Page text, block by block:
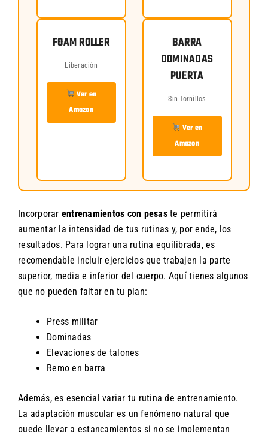
FOAM ROLLER
Liberación
Ver en
Amazon
BARRA
DOMINADAS
PUERTA
Sin Tornillos
Ver en
Amazon
Incorporar entrenamientos con pesaste permitirá
aumentar la intensidad de tus rutinas y, por ende, los
resultados. Para lograr una rutina equilibrada, es
recomendable incluir ejercicios que trabajen la parte
superior, media e inferior del cuerpo. Aquí tienes algunos
que no pueden faltar en tu plan:
Press militar
Dominadas
Elevaciones de talones
Remo en barra
Además, es esencial variar tu rutina de entrenamiento.
La adaptación muscular es un fenómeno natural que
puede llevar a estancamientos si no se implementan